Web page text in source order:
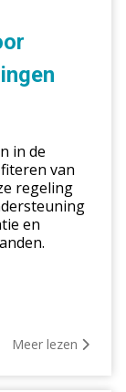
in de
van
regeling
en
Meer lezen